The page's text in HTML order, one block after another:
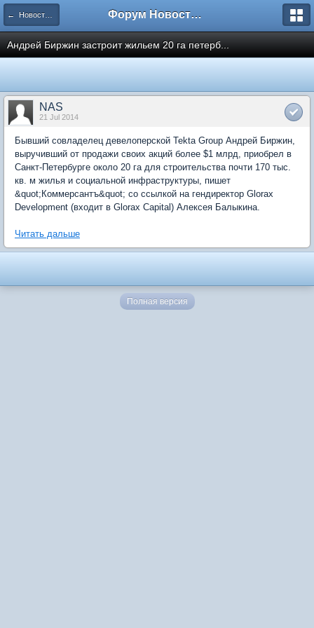
← Новости рынка недвижимости Форум Новостройки
Андрей Биржин застроит жильем 20 га петерб...
NAS
21 Jul 2014
Бывший совладелец девелоперской Tekta Group Андрей Биржин,
выручивший от продажи своих акций более $1 млрд, приобрел в
Санкт-Петербурге около 20 га для строительства почти 170 тыс.
кв. м жилья и социальной инфраструктуры, пишет
&quot;Коммерсантъ&quot; со ссылкой на гендиректор Glorax
Development (входит в Glorax Capital) Алексея Балыкина.
Читать дальше
Полная версия